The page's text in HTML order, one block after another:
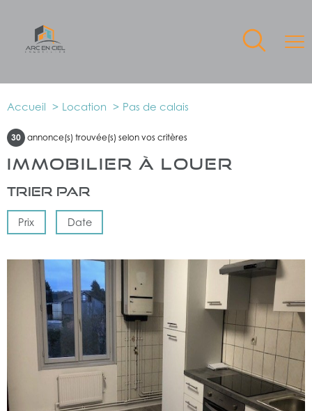
Accueil Location Pas de calais
30 annonce(s) trouvée(s) selon vos critères
IMMOBILIER À LOUER
Trier par
Prix Date
voir
le
bien